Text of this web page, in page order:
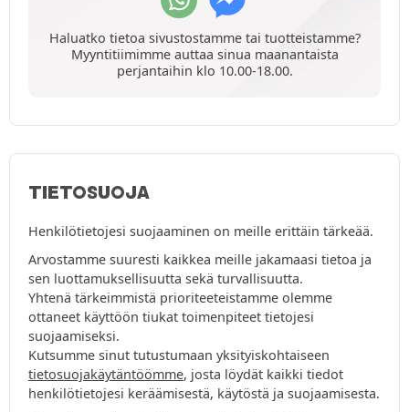
Haluatko tietoa sivustostamme tai tuotteistamme?
Myyntitiimimme auttaa sinua maanantaista
perjantaihin klo 10.00-18.00.
TIETOSUOJA
Henkilötietojesi suojaaminen on meille erittäin tärkeää.
Arvostamme suuresti kaikkea meille jakamaasi tietoa ja
sen luottamuksellisuutta sekä turvallisuutta.
Yhtenä tärkeimmistä prioriteeteistamme olemme
ottaneet käyttöön tiukat toimenpiteet tietojesi
suojaamiseksi.
Kutsumme sinut tutustumaan yksityiskohtaiseen
tietosuojakäytäntöömme, josta löydät kaikki tiedot
henkilötietojesi keräämisestä, käytöstä ja suojaamisesta.